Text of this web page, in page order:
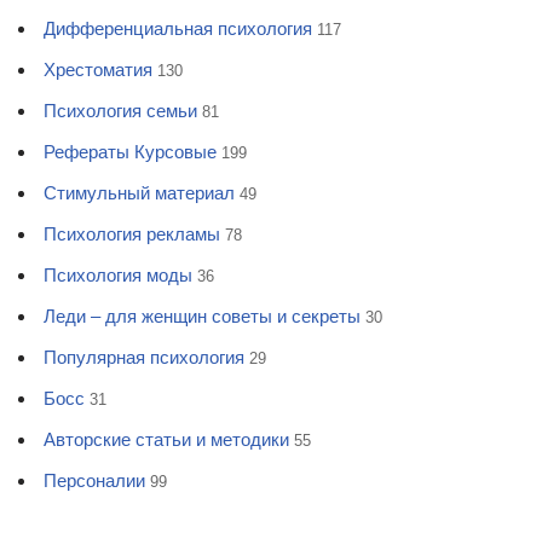
Дифференциальная психология 117
Хрестоматия 130
Психология семьи 81
Рефераты Курсовые 199
Стимульный материал 49
Психология рекламы 78
Психология моды 36
Леди – для женщин советы и секреты 30
Популярная психология 29
Босс 31
Авторские статьи и методики 55
Персоналии 99